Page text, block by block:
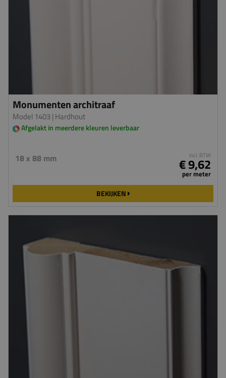
Monumenten architraaf
Model 1403 | Hardhout
Afgelakt in meerdere kleuren leverbaar
18 x 88 mm incl. BTW
€ 9,62
per meter
BEKIJKEN